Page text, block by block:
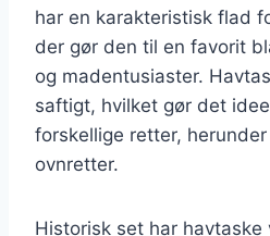
har en karakteristisk flad
der gør den til en favorit
og madentusiaster.
saftigt, hvilket gør det
forskellige retter,
ovnretter.
Historisk set har